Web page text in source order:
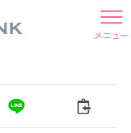
メニュー